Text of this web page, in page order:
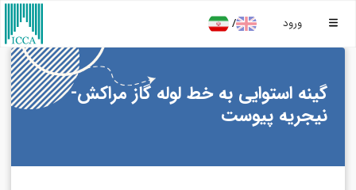
ورود /
گینه استوایی به خط لوله گاز مراکش-
نیجریه پیوست